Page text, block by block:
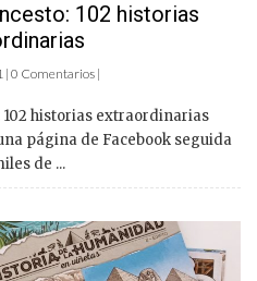
102 historias
| 0 Comentarios |
historias extraordinarias
página de Facebook seguida
de ...